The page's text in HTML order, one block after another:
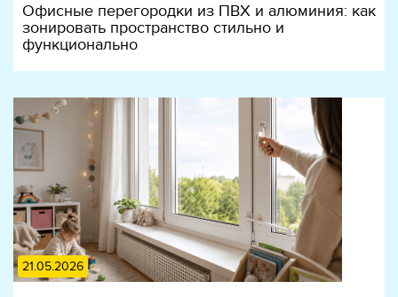
Офисные перегородки из ПВХ и алюминия: как
зонировать пространство стильно и
функционально
21.05.2026